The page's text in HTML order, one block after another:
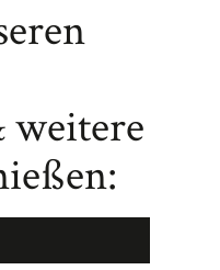
weitere